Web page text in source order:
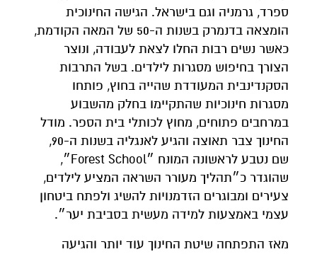
ספרד, גרמניה וגם בישראל. הגישה החינוכית
הומצאה בדנמרק בשנות ה-50 של המאה הקודמת,
כאשר נשים רבות החלו לצאת לעבודה, ונוצר
הצורך בחיפוש מסגרות לילדים. בשל התרבות
הסקנדינבית המעודדת שהייה בחוץ, פותחו
מסגרות חינוכיות שהתקיימו בחלק מהשבוע
במרחבים פתוחים, מחוץ לכותלי בית הספר. מודל
החינוך צבר תאוצה והגיע לאנגליה בשנות ה-90,
שם נטבע לראשונה המונח ״Forest School״,
שהוגדר כ״תהליך מעורר השראה המציע לילדים,
צעירים ומבוגרים הזדמנויות להשיג ולפתח ביטחון
עצמי באמצעות למידה מעשית בסביבת יער״.
מאז התפתחה שיטת החינוך עוד יותר והגיעה